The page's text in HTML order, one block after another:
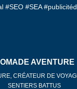
#SEO #SEA
AVENTURE
CRÉATEUR DE
SENTIERS BATTUS